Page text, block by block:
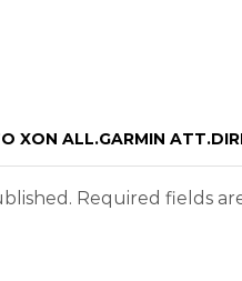
XON ALL.GARMIN
Required fields